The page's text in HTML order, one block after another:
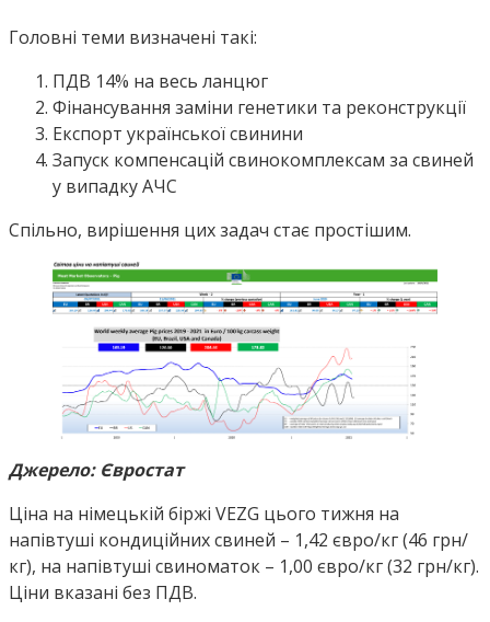
Головні теми визначені такі:
ПДВ 14% на весь ланцюг
Фінансування заміни генетики та реконструкції
Експорт української свинини
Запуск компенсацій свинокомплексам за свиней
у випадку АЧС
Спільно, вирішення цих задач стає простішим.
Джерело: Євростат
Ціна на німецькій біржі VEZG цього тижня на
напівтуші кондиційних свиней – 1,42 євро/кг (46 грн/
кг), на напівтуші свиноматок – 1,00 євро/кг (32 грн/кг).
Ціни вказані без ПДВ.